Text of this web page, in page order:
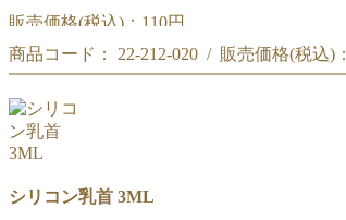
販売価格(税込)： 110円
シリコン乳首 2ML
商品コード： 22-212-020 / 販売価格(税込)：
シリコン乳首 2ML
シリコン乳首 3ML